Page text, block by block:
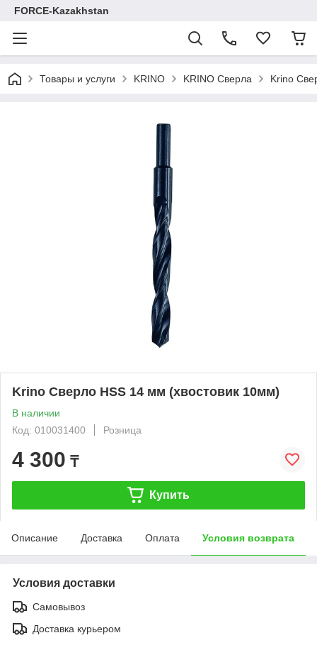
FORCE-Kazakhstan
Товары и услуги KRINO KRINO Сверла Krino
Krino Сверло HSS 14 мм (хвостовик 10мм)
В наличии
Код: 010031400
Розница
4 300 ₸
Купить
Описание Доставка Оплата Условия возврата
Условия доставки
Самовывоз
Доставка курьером